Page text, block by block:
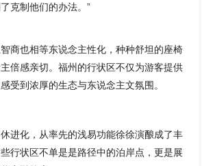
克制他们的办法。”
商也相等东说念主性化，种种舒坦的座椅
倍感亲切。福州的行状区不仅为游客提供
受到浓厚的生态与东说念主文氛围。
进化，从率先的浅易功能徐徐演酿成了丰
行状区不单是是路径中的泊岸点，更是展